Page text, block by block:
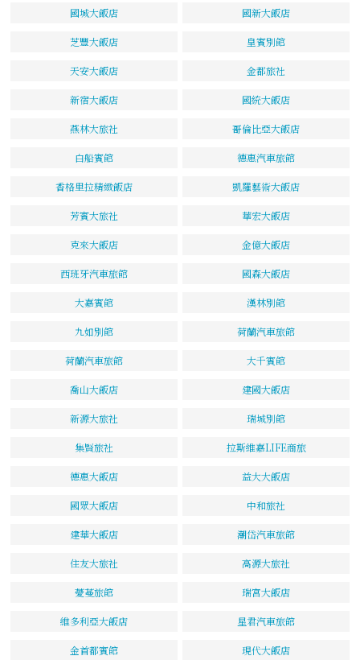
國城大飯店 國新大飯店
芝豐大飯店 皇賓別館
天安大飯店 金都旅社
新宿大飯店 國統大飯店
燕林大旅社 哥倫比亞大飯店
白船賓館 德惠汽車旅館
香格里拉精緻飯店 凱羅藝術大飯店
芳賓大旅社 華宏大飯店
克來大飯店 金億大飯店
西班牙汽車旅館 國森大飯店
大嘉賓館 漢林別館
九如別館 荷蘭汽車旅館
荷蘭汽車旅館 大千賓館
喬山大飯店 建國大飯店
新源大旅社 瑞城別館
集賢旅社 拉斯維嘉LIFE商旅
德惠大飯店 益大大飯店
國眾大飯店 中和旅社
建華大飯店 潮岱汽車旅館
住友大旅社 高源大旅社
薆蔓旅館 瑞宮大飯店
維多利亞大飯店 星君汽車旅館
金首都賓館 現代大飯店